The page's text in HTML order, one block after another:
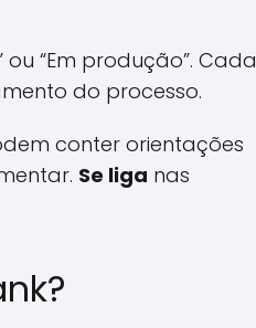
“Em produção”. Cada
do processo.
conter orientações
Se liga nas